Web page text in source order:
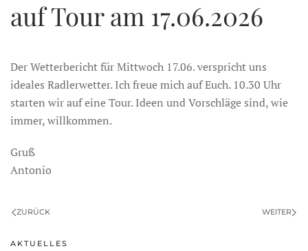
auf Tour am 17.06.2026
Der Wetterbericht für Mittwoch 17.06. verspricht uns
ideales Radlerwetter. Ich freue mich auf Euch. 10.30 Uhr
starten wir auf eine Tour. Ideen und Vorschläge sind, wie
immer, willkommen.
Gruß
Antonio
ZURÜCK WEITER
AKTUELLES